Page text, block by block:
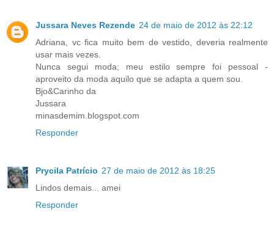
Jussara Neves Rezende 24 de maio de 2012 às 22:12
Adriana, vc fica muito bem de vestido, deveria realmente
usar mais vezes.
Nunca segui moda; meu estilo sempre foi pessoal -
aproveito da moda aquilo que se adapta a quem sou.
Bjo&Carinho da
Jussara
minasdemim.blogspot.com
Responder
Prycila Patrício 27 de maio de 2012 às 18:25
Lindos demais... amei
Responder